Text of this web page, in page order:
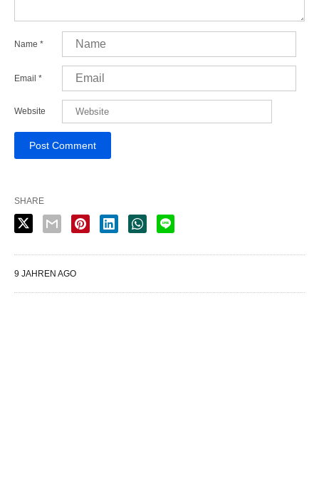
Name *
Email *
Website
SHARE
9 JAHREN AGO